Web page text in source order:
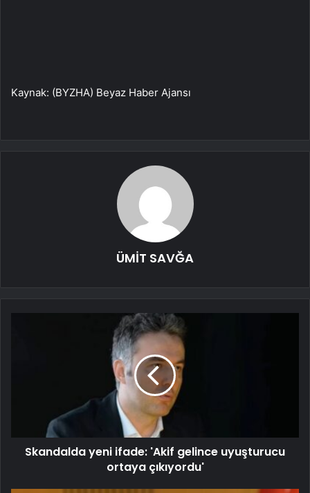
Kaynak: (BYZHA) Beyaz Haber Ajansı
ÜMİT SAVĞA
Skandalda yeni ifade: 'Akif gelince uyuşturucu
ortaya çıkıyordu'